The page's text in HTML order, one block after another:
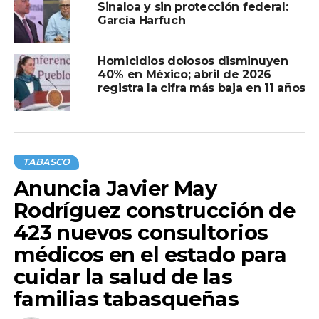
En otro tema, anunció que se trabaja en la mejora de
condiciones laborales y capacitación de elementos
policiacos, incluyendo a la Policía Bancaria y la Policía de
Protección Ciudadana, cuyos miembros no habían
asistido a un campo de tiro en 13 años.
Finalmente, señaló que se avanza en el proceso de
la capacitación, coordinación y condiciones laborales de
los cuerpos de seguridad municipales.
Compartir en:
Sinaloa y sin protección federal:
García Harfuch
Homicidios dolosos disminuyen
40% en México; abril de 2026
registra la cifra más baja en 11 años
TABASCO
Anuncia Javier May
Rodríguez construcción de
423 nuevos consultorios
médicos en el estado para
cuidar la salud de las
familias tabasqueñas